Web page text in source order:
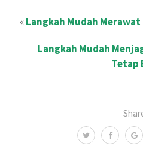
«Langkah Mudah
Langkah Mudah
Tetap